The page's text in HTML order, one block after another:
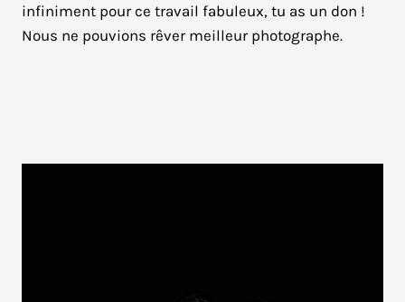
infiniment pour ce travail fabuleux, tu as un don !
Nous ne pouvions rêver meilleur photographe.